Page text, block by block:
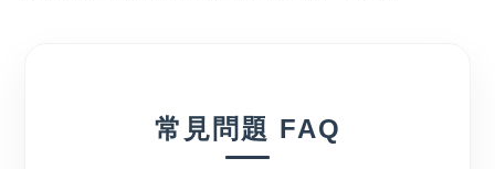
常見問題 FAQ